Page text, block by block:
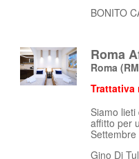
BONITO
Roma
Roma
Trattativa
Siamo
affitto per
Gino Di